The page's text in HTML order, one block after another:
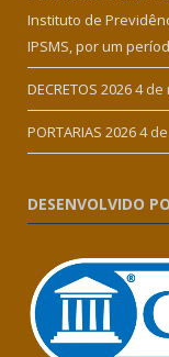
Instituto de
IPSMS, por um
DECRETOS 20264 de
PORTARIAS 20264
DESENVOLVIDO